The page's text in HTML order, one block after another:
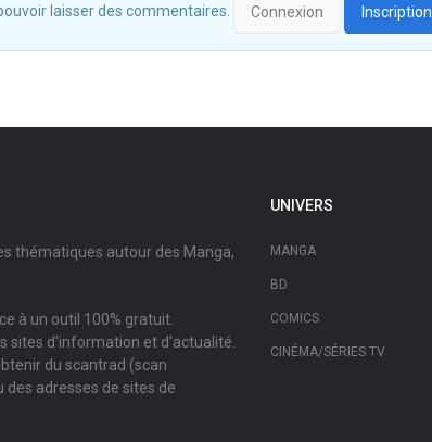
laisser des commentaires. Connexion Inscription
thématiques autour des Manga,
à un outil 100% gratuit.
sites d'information et d'actualité.
du scantrad (scan
adresses de sites de
UNIVERS
MANGA
BD
COMICS
CINÉMA/SÉRIES TV